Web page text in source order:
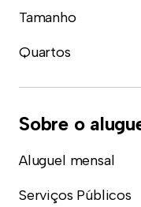
Tamanho
Quartos
Sobre o
Aluguel mensal
Serviços Públicos